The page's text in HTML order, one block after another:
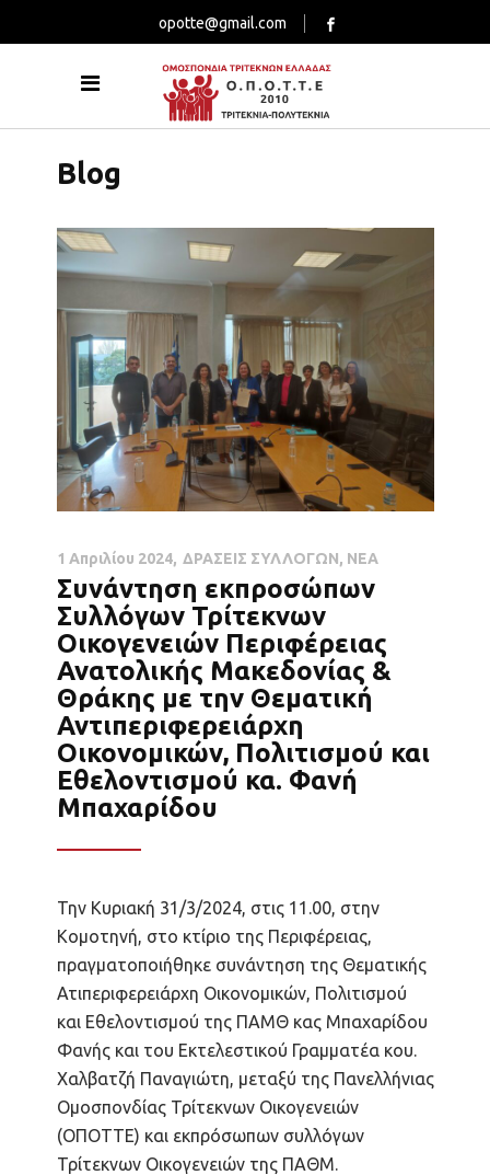
opotte@gmail.com
Blog
1 Απριλίου 2024 ΔΡΑΣΕΙΣ ΣΥΛΛΟΓΩΝ, ΝΕΑ
Συνάντηση εκπροσώπων
Συλλόγων Τρίτεκνων
Οικογενειών Περιφέρειας
Ανατολικής Μακεδονίας &
Θράκης με την Θεματική
Αντιπεριφερειάρχη
Οικονομικών, Πολιτισμού και
Εθελοντισμού κα. Φανή
Μπαχαρίδου
Την Κυριακή 31/3/2024, στις 11.00, στην
Κομοτηνή, στο κτίριο της Περιφέρειας,
πραγματοποιήθηκε συνάντηση της Θεματικής
Ατιπεριφερειάρχη Οικονομικών, Πολιτισμού
και Εθελοντισμού της ΠΑΜΘ κας Μπαχαρίδου
Φανής και του Εκτελεστικού Γραμματέα κου.
Χαλβατζή Παναγιώτη, μεταξύ της Πανελλήνιας
Ομοσπονδίας Τρίτεκνων Οικογενειών
(ΟΠΟΤΤΕ) και εκπρόσωπων συλλόγων
Τρίτεκνων Οικογενειών της ΠΑΘΜ.